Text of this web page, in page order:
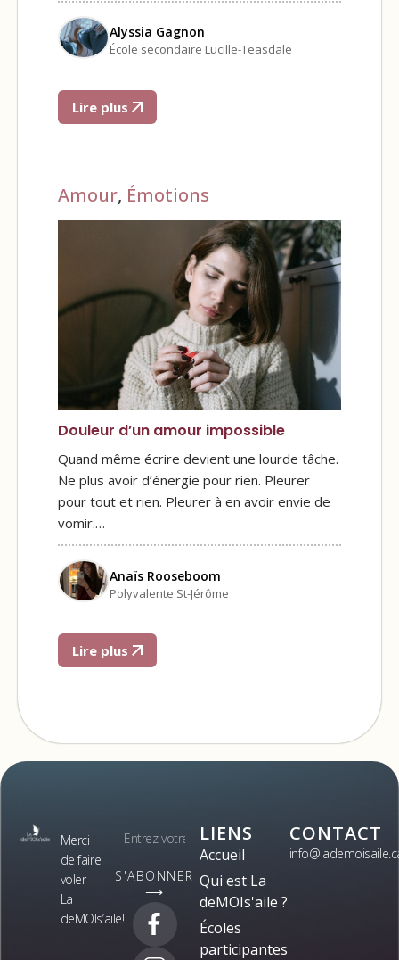
Alyssia Gagnon
École secondaire Lucille-Teasdale
Lire plus
Amour, Émotions
Douleur d’un amour impossible
Quand même écrire devient une lourde tâche.
Ne plus avoir d’énergie pour rien. Pleurer
pour tout et rien. Pleurer à en avoir envie de
vomir.…
Anaïs Rooseboom
Polyvalente St-Jérôme
Lire plus
Merci
de faire
voler
La
deMOIs’aile!
S'ABONNER
⟶
LIENS
Accueil
Qui est La
deMOIs'aile ?
Écoles
participantes
CONTACT